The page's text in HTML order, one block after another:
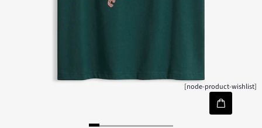
[node-product-wishlist]